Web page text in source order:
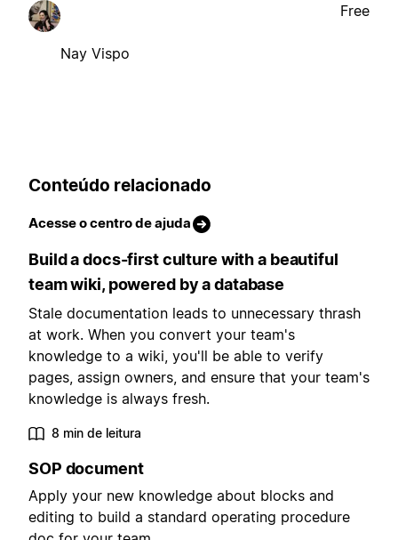
Nay Vispo
Free
Conteúdo relacionado
Acesse o centro de ajuda
Build a docs-first culture with a beautiful
team wiki, powered by a database
Stale documentation leads to unnecessary thrash
at work. When you convert your team's
knowledge to a wiki, you'll be able to verify
pages, assign owners, and ensure that your team's
knowledge is always fresh.
8 min de leitura
SOP document
Apply your new knowledge about blocks and
editing to build a standard operating procedure